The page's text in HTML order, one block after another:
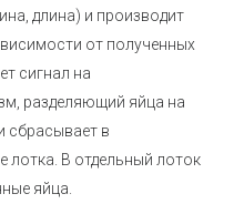
длина) и производит
от полученных
сигнал на
разделяющий яйца на
сбрасывает в
лотка. В отдельный лоток
яйца.